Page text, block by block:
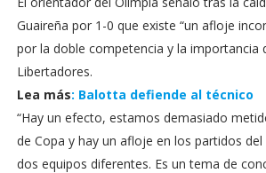
Guaireña por 1-0 que existe “un afloje
por la doble competencia y la importancia
Libertadores.
Lea más: Balotta defiende al técnico
“Hay un efecto, estamos demasiado
de Copa y hay un afloje en los partidos
dos equipos diferentes. Es un tema de